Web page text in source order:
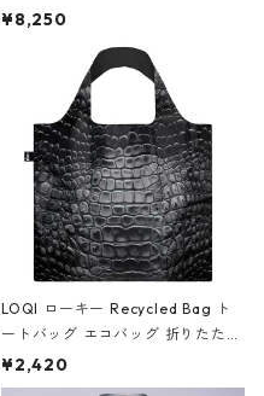
ボストンバッグ ショルダーバッグ
Black ジャン=ミッシェル・バスキ
ア/クラウン ブラック
¥8,250
LOQI ローキー Recycled Bag ト
ートバッグ エコバッグ 折りたたみ
大きめ 撥水加工 収納ポーチ CRO
CODILE/Black クロコダイル/ブラ
¥2,420